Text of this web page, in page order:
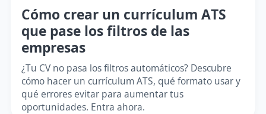
Cómo crear un currículum ATS
que pase los filtros de las
empresas
¿Tu CV no pasa los filtros automáticos? Descubre
cómo hacer un currículum ATS, qué formato usar y
qué errores evitar para aumentar tus
oportunidades. Entra ahora.